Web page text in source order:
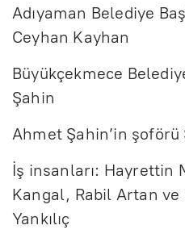
Adıyaman Belediye
Ceyhan Kayhan
Büyükçekmece
Şahin
Ahmet Şahin’in şoförü
İş insanları: Hayrettin
Kangal, Rabil Artan ve
Yankılıç